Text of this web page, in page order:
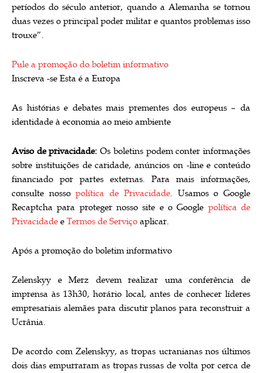
períodos do século anterior, quando a Alemanha se tornou
duas vezes o principal poder militar e quantos problemas isso
trouxe”.
Pule a promoção do boletim informativo
Inscreva -se Esta é a Europa
As histórias e debates mais prementes dos europeus – da
identidade à economia ao meio ambiente
Aviso de privacidade:Os boletins podem conter informações
sobre instituições de caridade, anúncios on -line e conteúdo
financiado por partes externas. Para mais informações,
consulte nosso política de Privacidade. Usamos o Google
Recaptcha para proteger nosso site e o Google política de
Privacidade e Termos de Serviço aplicar.
Após a promoção do boletim informativo
Zelenskyy e Merz devem realizar uma conferência de
imprensa às 13h30, horário local, antes de conhecer líderes
empresariais alemães para discutir planos para reconstruir a
Ucrânia.
De acordo com Zelenskyy, as tropas ucranianas nos últimos
dois dias empurraram as tropas russas de volta por cerca de